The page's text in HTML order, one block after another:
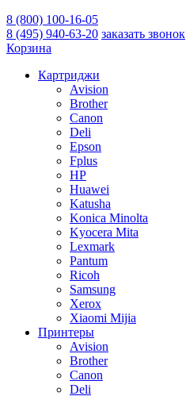
8 (800) 100-16-05
8 (495) 940-63-20 заказать звонок
Корзина
Картриджи
Avision
Brother
Canon
Deli
Epson
Fplus
HP
Huawei
Katusha
Konica Minolta
Kyocera Mita
Lexmark
Pantum
Ricoh
Samsung
Xerox
Xiaomi Mijia
Принтеры
Avision
Brother
Canon
Deli